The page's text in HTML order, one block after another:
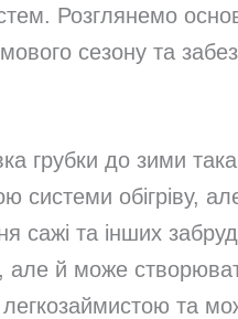
Розглянемо
сезону та
грубки до зими
обігріву,
сажі та інших
але й може
та